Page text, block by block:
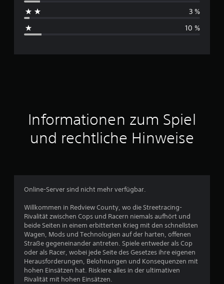
s
h
t
t
h
e
B
e
3 %
10 %
Informationen zum Spiel
und rechtliche Hinweise
Online-Server sind nicht mehr verfügbar.
Willkommen in Redview County, wo die Streetracing-
Rivalität zwischen Cops und Racern niemals aufhört und
beide Seiten in einem erbitterten Krieg mit den schnellsten
Wagen, Mods und Technologien auf der harten, offenen
Straße gegeneinander antreten. Spiele entweder als Cop
oder als Racer, wobei jede Seite des Gesetzes ihre eigenen
Herausforderungen, Belohnungen und Konsequenzen mit
hohen Einsätzen hat. Riskiere alles in der ultimativen
Rivalität mit hohen Einsätzen.